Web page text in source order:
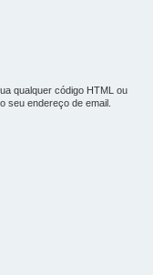
qualquer código HTML ou
seu endereço de email.